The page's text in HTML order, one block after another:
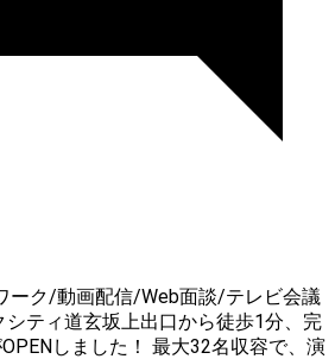
ーク/動画配信/Web面談/テレビ会議
！ 最大32名収容で、演